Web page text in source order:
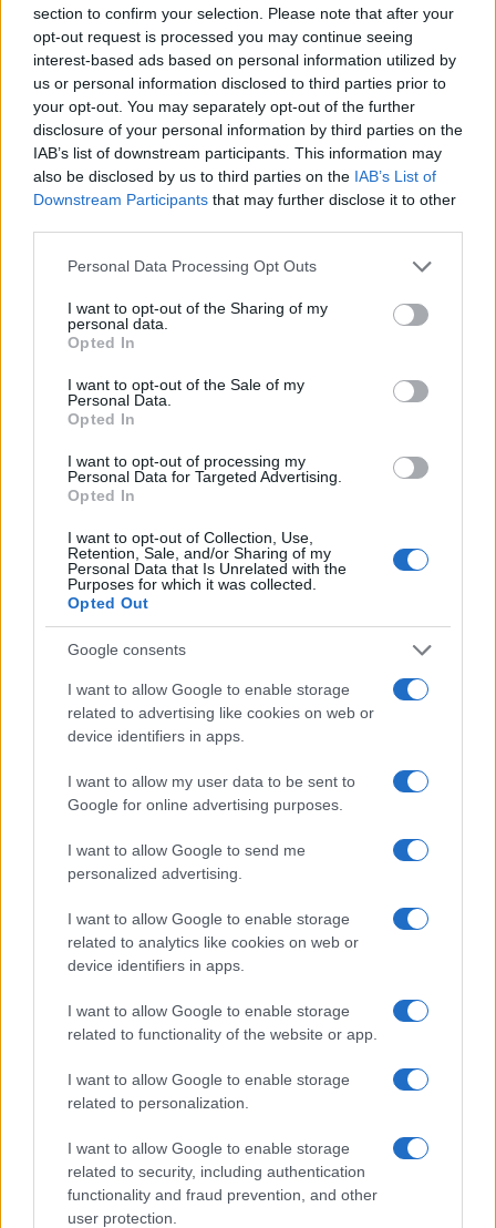
section to confirm your selection. Please note that after your
opt-out request is processed you may continue seeing
interest-based ads based on personal information utilized by
us or personal information disclosed to third parties prior to
your opt-out. You may separately opt-out of the further
disclosure of your personal information by third parties on the
IAB’s list of downstream participants. This information may
also be disclosed by us to third parties on the IAB’s List of
Downstream Participants that may further disclose it to other
Please note that this website/app uses one or more Google
not limited to your visit or usage behaviour. You may click to
grant or deny consent to Google and its third-party tags to
use your data for below specified purposes in below Google
consent section.
Personal Data Processing Opt Outs
I want to opt-out of the Sharing of my
personal data.
Opted In
I want to opt-out of the Sale of my
Personal Data.
Opted In
I want to opt-out of processing my
Personal Data for Targeted Advertising.
Opted In
I want to opt-out of Collection, Use,
Retention, Sale, and/or Sharing of my
Personal Data that Is Unrelated with the
Purposes for which it was collected.
Opted Out
Google consents
I want to allow Google to enable storage
related to advertising like cookies on web or
device identifiers in apps.
I want to allow my user data to be sent to
Google for online advertising purposes.
I want to allow Google to send me
personalized advertising.
I want to allow Google to enable storage
related to analytics like cookies on web or
device identifiers in apps.
I want to allow Google to enable storage
related to functionality of the website or app.
I want to allow Google to enable storage
related to personalization.
I want to allow Google to enable storage
related to security, including authentication
functionality and fraud prevention, and other
user protection.
Continua a leggere
EDUCAZIONE E CRESCITA
serenità
Roberto Capelli · 9 Ago 2026
EDUCAZIONE E CRESCITA
Ansia nei figli: tecniche di co-regolazione e routine
rassicuranti
Beatrice Bonaventura · 7 Ago 2026
EDUCAZIONE E CRESCITA